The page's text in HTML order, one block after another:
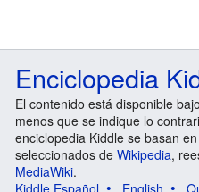
Enciclopedia
El contenido está disponible
menos que se indique lo
enciclopedia Kiddle se basan
seleccionados de Wikipedia,
MediaWiki.
Kiddle Español
English